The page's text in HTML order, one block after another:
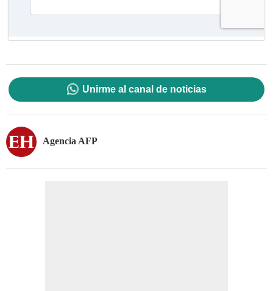
Unirme al canal de noticias
Agencia AFP